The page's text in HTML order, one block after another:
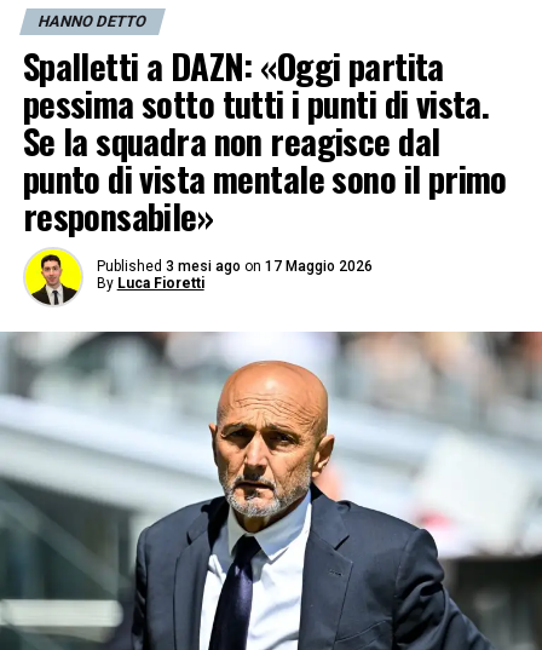
HANNO DETTO
Spalletti a DAZN: «Oggi partita
pessima sotto tutti i punti di vista.
Se la squadra non reagisce dal
punto di vista mentale sono il primo
responsabile»
Published 3 mesi ago on 17 Maggio 2026
By Luca Fioretti